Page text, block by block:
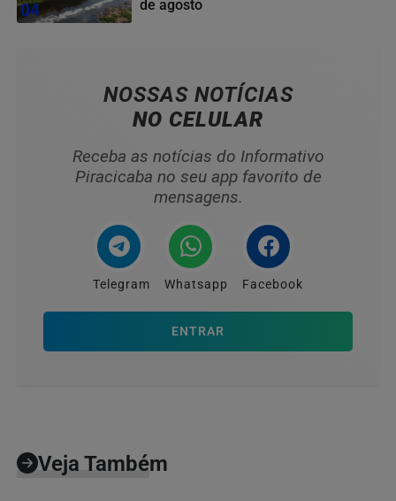
04
de agosto
NOSSAS NOTÍCIAS
NO CELULAR
Receba as notícias do Informativo
Piracicaba no seu app favorito de
mensagens.
Telegram Whatsapp Facebook
ENTRAR
Veja Também